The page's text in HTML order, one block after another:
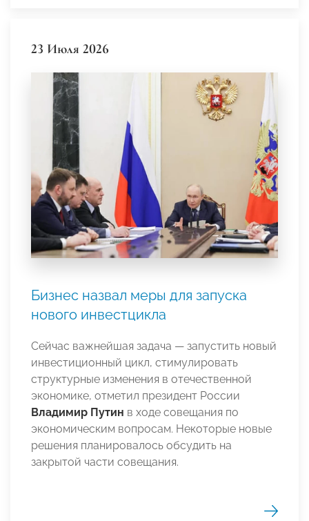
23 Июля 2026
Бизнес назвал меры для запуска
нового инвестцикла
Сейчас важнейшая задача — запустить новый
инвестиционный цикл, стимулировать
структурные изменения в отечественной
экономике, отметил президент России
Владимир Путин в ходе совещания по
экономическим вопросам. Некоторые новые
решения планировалось обсудить на
закрытой части совещания.